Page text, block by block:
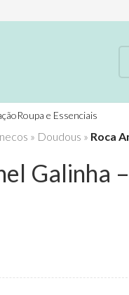
Roupa e Essenciais
» Doudous » Roca
Galinha